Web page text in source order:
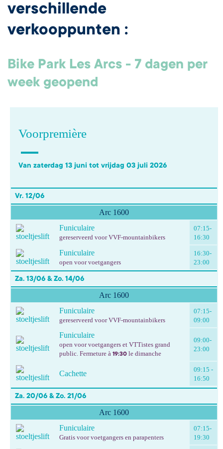
verschillende
verkooppunten :
Bike Park Les Arcs - 7 dagen per
week geopend
Voorpremière
Van zaterdag 13 juni tot vrijdag 03 juli 2026
Vr. 12/06
Arc 1600
Funiculaire
gereserveerd voor VVF-mountainbikers
07:15-
16:30
Funiculaire
open voor voetgangers
16:30-
23:00
Za. 13/06 & Zo. 14/06
Arc 1600
Funiculaire
gereserveerd voor VVF-mountainbikers
07:15-
09:00
Funiculaire
open voor voetgangers et VTTistes grand
public. Fermeture à 19:30 le dimanche
09:00-
23:00
Cachette
09:15 -
16:50
Za. 20/06 & Zo. 21/06
Arc 1600
Funiculaire
Gratis voor voetgangers en parapenters
07:15-
19:30